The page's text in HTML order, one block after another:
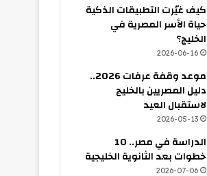
كيف غيّرت التطبيقات الذكية
حياة الأسر المصرية في
الخليج؟
2026-06-16
موعد وقفة عرفات 2026..
دليل المصريين بالخليج
لاستقبال العيد
2026-05-13
الدراسة في مصر.. 10
خطوات بعد الثانوية الخليجية
2026-07-06